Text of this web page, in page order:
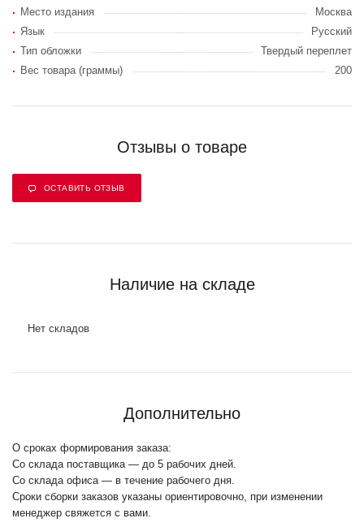
Место издания
Москва
Язык
Русский
Тип обложки
Твердый переплет
Вес товара (граммы)
200
Отзывы о товаре
ОСТАВИТЬ ОТЗЫВ
Наличие на складе
Нет складов
Дополнительно
О сроках формирования заказа:
Со склада поставщика — до 5 рабочих дней.
Со склада офиса — в течение рабочего дня.
Сроки сборки заказов указаны ориентировочно, при изменении
менеджер свяжется с вами.